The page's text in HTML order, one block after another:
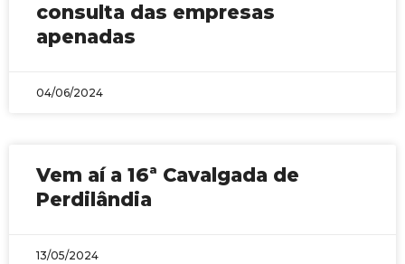
consulta das empresas
apenadas
04/06/2024
Vem aí a 16ª Cavalgada de
Perdilândia
13/05/2024